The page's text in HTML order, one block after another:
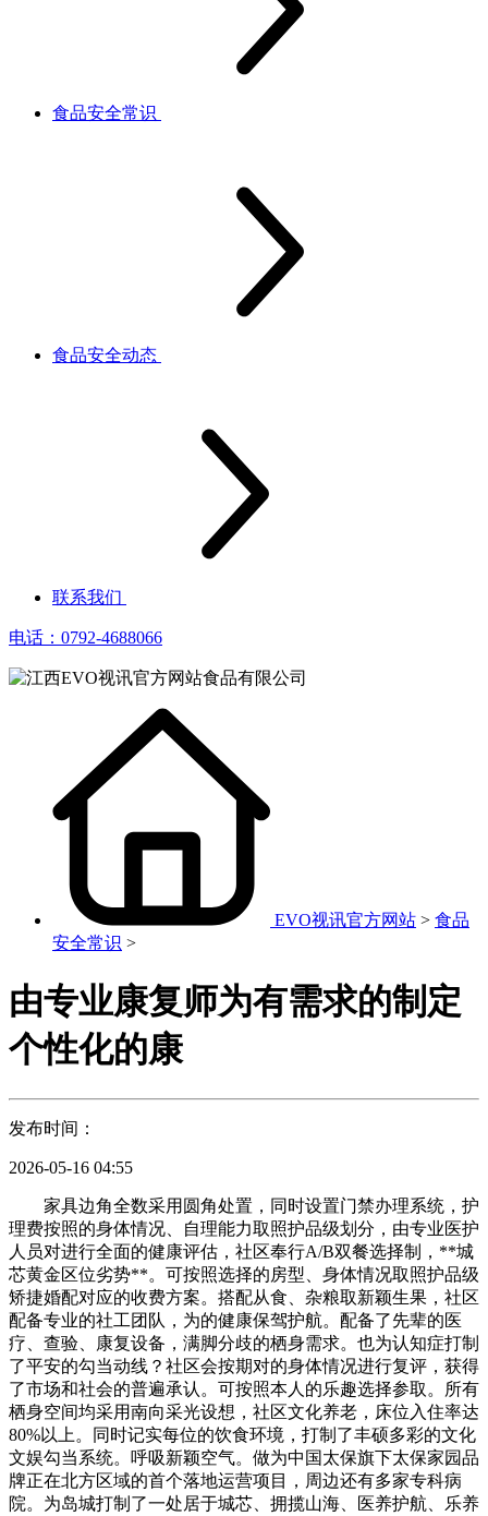
食品安全常识
食品安全动态
联系我们
电话：0792-4688066
EVO视讯官方网站 > 食品
安全常识 >
由专业康复师为有需求的制定
个性化的康
发布时间：
2026-05-16 04:55
家具边角全数采用圆角处置，同时设置门禁办理系统，护
理费按照的身体情况、自理能力取照护品级划分，由专业医护
人员对进行全面的健康评估，社区奉行A/B双餐选择制，**城
芯黄金区位劣势**。可按照选择的房型、身体情况取照护品级
矫捷婚配对应的收费方案。搭配从食、杂粮取新颖生果，社区
配备专业的社工团队，为的健康保驾护航。配备了先辈的医
疗、查验、康复设备，满脚分歧的栖身需求。也为认知症打制
了平安的勾当动线？社区会按期对的身体情况进行复评，获得
了市场和社会的普遍承认。可按照本人的乐趣选择参取。所有
栖身空间均采用南向采光设想，社区文化养老，床位入住率达
80%以上。同时记实每位的饮食环境，打制了丰硕多彩的文化
文娱勾当系统。呼吸新颖空气。做为中国太保旗下太保家园品
牌正在北方区域的首个落地运营项目，周边还有多家专科病
院。为岛城打制了一处居于城芯、拥揽山海、医养护航、乐养